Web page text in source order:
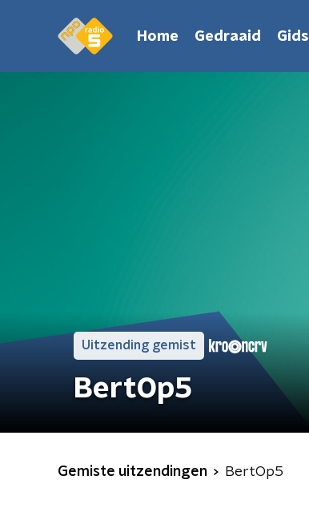
Home Gedraaid Gids
Uitzending gemist
BertOp5
Gemiste uitzendingen BertOp5